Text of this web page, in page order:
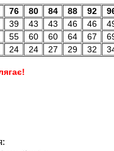
76 80 84 88 92
39 43 43 46 46
55 60 60 64 67
24 24 27 29 32